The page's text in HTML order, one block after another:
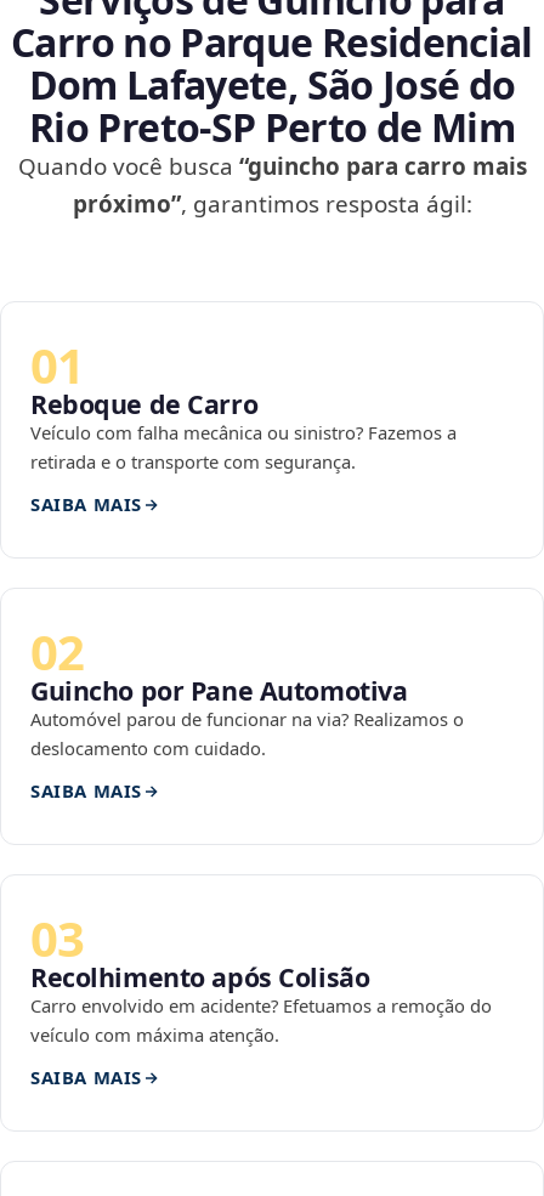
Carro no Parque Residencial
Dom Lafayete, São José do
Rio Preto‑SP Perto de Mim
Quando você busca “guincho para carro mais
próximo”, garantimos resposta ágil:
01
Reboque de Carro
Veículo com falha mecânica ou sinistro? Fazemos a
retirada e o transporte com segurança.
SAIBA MAIS
02
Guincho por Pane Automotiva
Automóvel parou de funcionar na via? Realizamos o
deslocamento com cuidado.
SAIBA MAIS
03
Recolhimento após Colisão
Carro envolvido em acidente? Efetuamos a remoção do
veículo com máxima atenção.
SAIBA MAIS